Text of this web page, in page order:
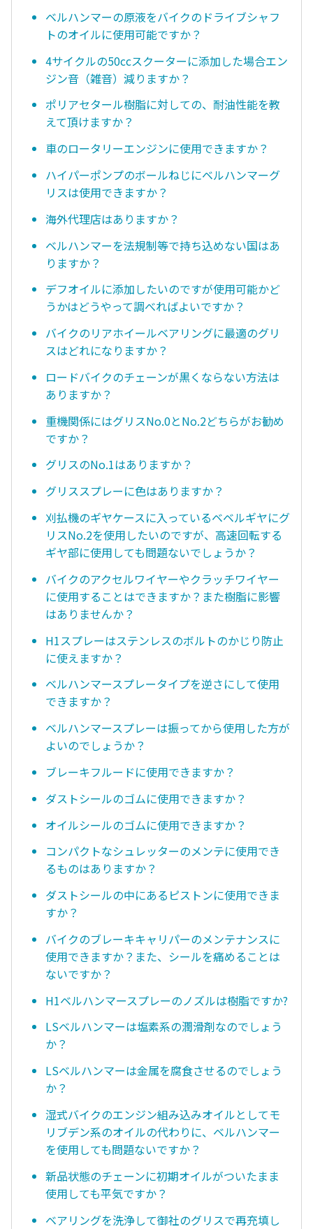
ベルハンマーの原液をバイクのドライブシャフ
トのオイルに使用可能ですか？
4サイクルの50ccスクーターに添加した場合エン
ジン音（雑音）減りますか？
ポリアセタール樹脂に対しての、耐油性能を教
えて頂けますか？
車のロータリーエンジンに使用できますか？
ハイパーポンプのボールねじにベルハンマーグ
リスは使用できますか？
海外代理店はありますか？
ベルハンマーを法規制等で持ち込めない国はあ
りますか？
デフオイルに添加したいのですが使用可能かど
うかはどうやって調べればよいですか？
バイクのリアホイールベアリングに最適のグリ
スはどれになりますか？
ロードバイクのチェーンが黒くならない方法は
ありますか？
重機関係にはグリスNo.0とNo.2どちらがお勧め
ですか？
グリスのNo.1はありますか？
グリススプレーに色はありますか？
刈払機のギヤケースに入っているベベルギヤにグ
リスNo.2を使用したいのですが、高速回転する
ギヤ部に使用しても問題ないでしょうか？
バイクのアクセルワイヤーやクラッチワイヤー
に使用することはできますか？また樹脂に影響
はありませんか？
H1スプレーはステンレスのボルトのかじり防止
に使えますか？
ベルハンマースプレータイプを逆さにして使用
できますか？
ベルハンマースプレーは振ってから使用した方が
よいのでしょうか？
ブレーキフルードに使用できますか？
ダストシールのゴムに使用できますか？
オイルシールのゴムに使用できますか？
コンパクトなシュレッターのメンテに使用でき
るものはありますか？
ダストシールの中にあるピストンに使用できま
すか？
バイクのブレーキキャリパーのメンテナンスに
使用できますか？また、シールを痛めることは
ないですか？
H1ベルハンマースプレーのノズルは樹脂ですか?
LSベルハンマーは塩素系の潤滑剤なのでしょう
か？
LSベルハンマーは金属を腐食させるのでしょう
か？
湿式バイクのエンジン組み込みオイルとしてモ
リブデン系のオイルの代わりに、ベルハンマー
を使用しても問題ないですか？
新品状態のチェーンに初期オイルがついたまま
使用しても平気ですか？
ベアリングを洗浄して御社のグリスで再充填し